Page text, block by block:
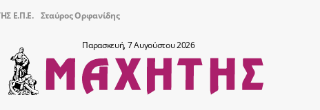
Ε.Π.Ε. Σταύρος Ορφανίδης
Παρασκευή, 7 Αυγούστου 2026